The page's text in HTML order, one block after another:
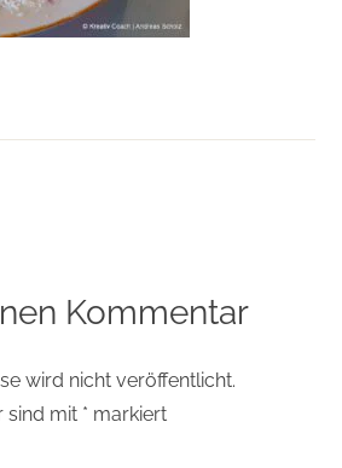
Kommentar
wird nicht veröffentlicht.
sind mit * markiert